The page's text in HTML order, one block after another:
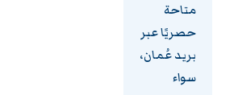
متاحة
حصريًا عبر
بريد عُمان،
سواء